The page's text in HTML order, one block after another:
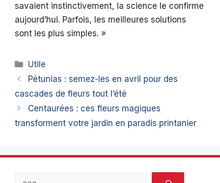
savaient instinctivement, la science le confirme
aujourd’hui. Parfois, les meilleures solutions
sont les plus simples. »
Catégories
Utile
Pétunias : semez-les en avril pour des
cascades de fleurs tout l’été
Centaurées : ces fleurs magiques
transforment votre jardin en paradis printanier